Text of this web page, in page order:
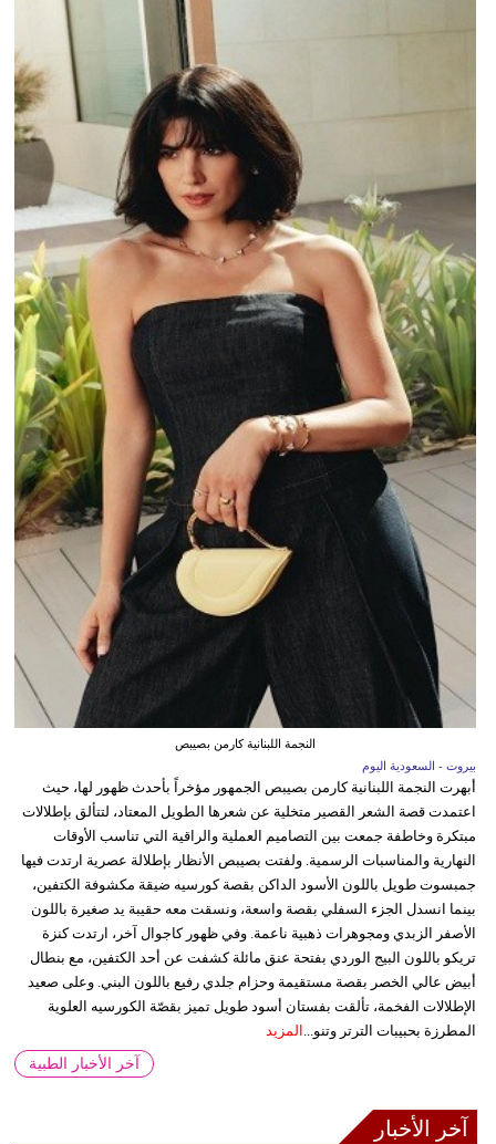
النجمة اللبنانية كارمن بصيبص
بيروت - السعودية اليوم
أبهرت النجمة اللبنانية كارمن بصيبص الجمهور مؤخراً بأحدث ظهور لها، حيث
اعتمدت قصة الشعر القصير متخلية عن شعرها الطويل المعتاد، لتتألق بإطلالات
مبتكرة وخاطفة جمعت بين التصاميم العملية والراقية التي تناسب الأوقات
النهارية والمناسبات الرسمية. ولفتت بصيبص الأنظار بإطلالة عصرية ارتدت فيها
جمبسوت طويل باللون الأسود الداكن بقصة كورسيه ضيقة مكشوفة الكتفين،
بينما انسدل الجزء السفلي بقصة واسعة، ونسقت معه حقيبة يد صغيرة باللون
الأصفر الزبدي ومجوهرات ذهبية ناعمة. وفي ظهور كاجوال آخر، ارتدت كنزة
تريكو باللون البيج الوردي بفتحة عنق مائلة كشفت عن أحد الكتفين، مع بنطال
أبيض عالي الخصر بقصة مستقيمة وحزام جلدي رفيع باللون البني. وعلى صعيد
الإطلالات الفخمة، تألقت بفستان أسود طويل تميز بقصّة الكورسيه العلوية
المطرزة بحبيبات الترتر وتنو...
المزيد
آخر الأخبار الطبية
آخر الأخبار